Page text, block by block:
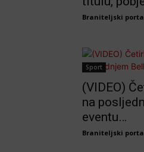
Braniteljski
Sport
(VIDEO)
na
eventu…
Braniteljski